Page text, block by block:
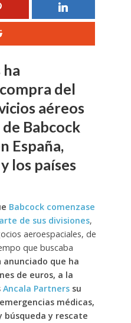
del
aéreos
Babcock
España,
los países
Babcock comenzase
de sus divisiones,
aeroespaciales, de
que buscaba
anunciado que ha
de euros, a la
Ancala Partnerssu
médicas,
búsqueda y rescate